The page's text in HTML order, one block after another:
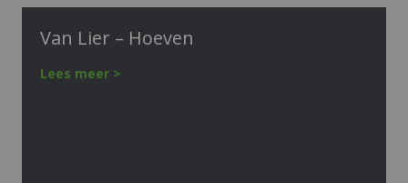
Van Lier – Hoeven
Lees meer >